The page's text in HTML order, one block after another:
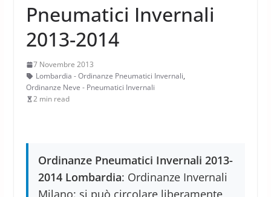
Pneumatici Invernali
2013-2014
7 Novembre 2013
Lombardia - Ordinanze Pneumatici Invernali,
Ordinanze Neve - Pneumatici Invernali
2 min read
Ordinanze Pneumatici Invernali 2013-
2014 Lombardia: Ordinanze Invernali
Milano: si può circolare liberamente